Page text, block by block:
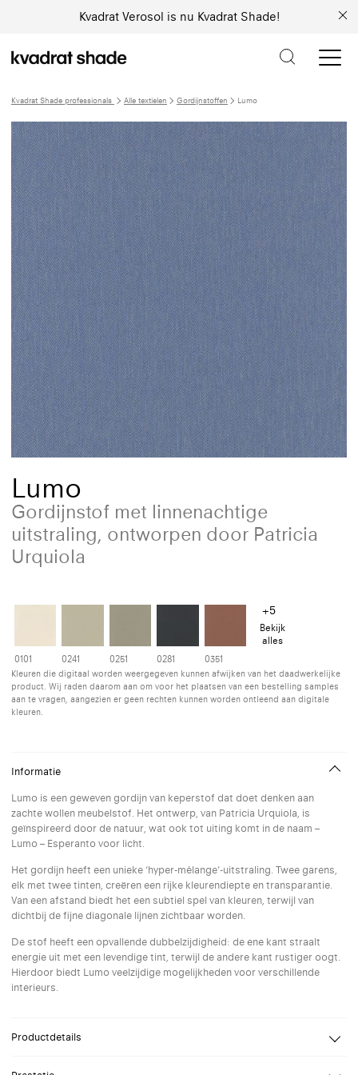
Kvadrat Verosol is nu Kvadrat Shade!
Kvadrat Shade professionals Alle textielen Gordijnstoffen Lumo
Lumo
Gordijnstof met linnenachtige
uitstraling, ontworpen door Patricia
Urquiola
0101 0241 0251 0281 0351
+5
Bekijk
alles
Kleuren die digitaal worden weergegeven kunnen afwijken van het daadwerkelijke
product. Wij raden daarom aan om voor het plaatsen van een bestelling samples
aan te vragen, aangezien er geen rechten kunnen worden ontleend aan digitale
kleuren.
Informatie
Lumo is een geweven gordijn van keperstof dat doet denken aan
zachte wollen meubelstof. Het ontwerp, van Patricia Urquiola, is
geïnspireerd door de natuur, wat ook tot uiting komt in de naam –
Lumo – Esperanto voor licht.
Het gordijn heeft een unieke ‘hyper-mélange’-uitstraling. Twee garens,
elk met twee tinten, creëren een rijke kleurendiepte en transparantie.
Van een afstand biedt het een subtiel spel van kleuren, terwijl van
dichtbij de fijne diagonale lijnen zichtbaar worden.
De stof heeft een opvallende dubbelzijdigheid: de ene kant straalt
energie uit met een levendige tint, terwijl de andere kant rustiger oogt.
Hierdoor biedt Lumo veelzijdige mogelijkheden voor verschillende
interieurs.
Productdetails